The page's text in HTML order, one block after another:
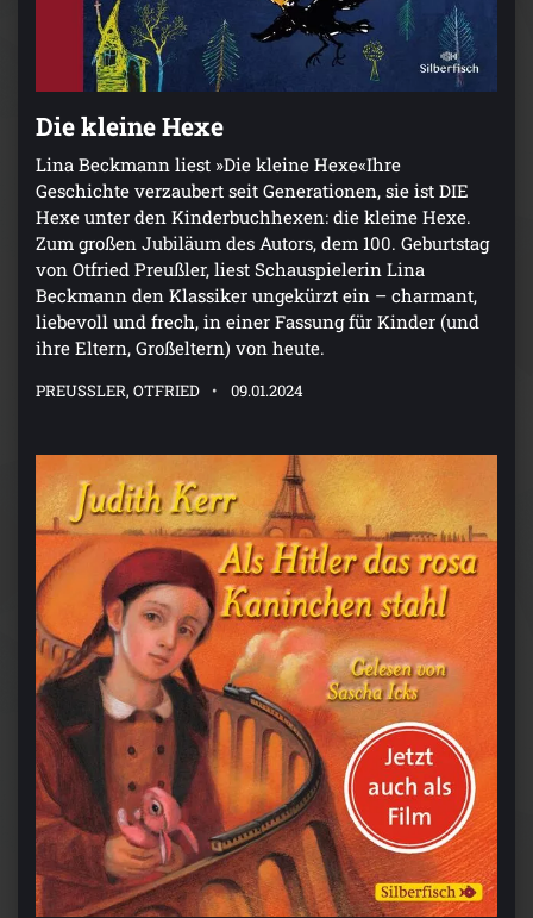
Die kleine Hexe
Lina Beckmann liest »Die kleine Hexe«Ihre
Geschichte verzaubert seit Generationen, sie ist DIE
Hexe unter den Kinderbuchhexen: die kleine Hexe.
Zum großen Jubiläum des Autors, dem 100. Geburtstag
von Otfried Preußler, liest Schauspielerin Lina
Beckmann den Klassiker ungekürzt ein – charmant,
liebevoll und frech, in einer Fassung für Kinder (und
ihre Eltern, Großeltern) von heute.
PREUSSLER, OTFRIED 09.01.2024